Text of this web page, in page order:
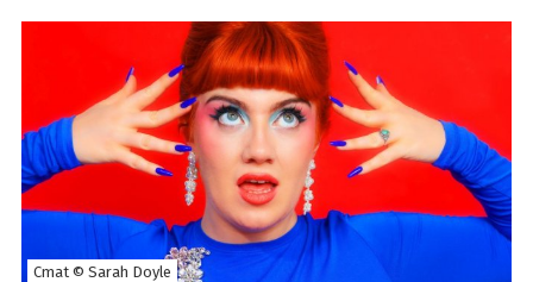
Cmat © Sarah Doyle